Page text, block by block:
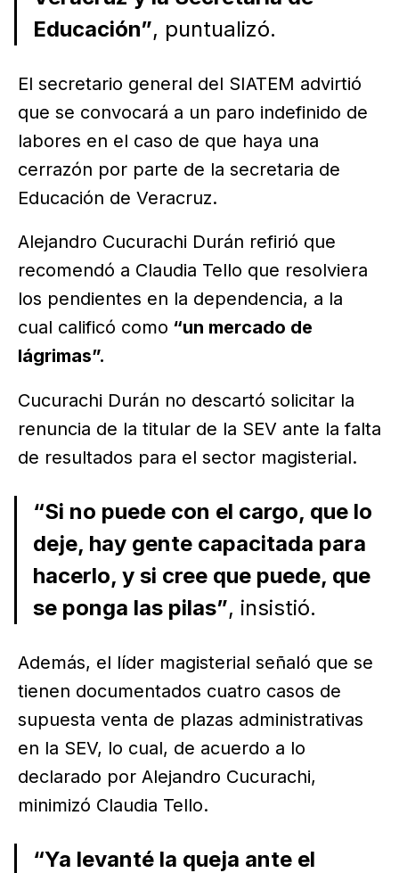
Educación”, puntualizó.
El secretario general del SIATEM advirtió
que se convocará a un paro indefinido de
labores en el caso de que haya una
cerrazón por parte de la secretaria de
Educación de Veracruz.
Alejandro Cucurachi Durán refirió que
recomendó a Claudia Tello que resolviera
los pendientes en la dependencia, a la
cual calificó como “un mercado de
lágrimas”.
Cucurachi Durán no descartó solicitar la
renuncia de la titular de la SEV ante la falta
de resultados para el sector magisterial.
“Si no puede con el cargo, que lo
deje, hay gente capacitada para
hacerlo, y si cree que puede, que
se ponga las pilas”, insistió.
Además, el líder magisterial señaló que se
tienen documentados cuatro casos de
supuesta venta de plazas administrativas
en la SEV, lo cual, de acuerdo a lo
declarado por Alejandro Cucurachi,
minimizó Claudia Tello.
“Ya levanté la queja ante el